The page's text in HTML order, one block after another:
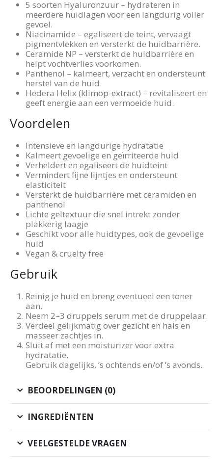
5 soorten Hyaluronzuur – hydrateren in
meerdere huidlagen voor een langdurig voller
gevoel.
Niacinamide – egaliseert de teint, vervaagt
pigmentvlekken en versterkt de huidbarrière.
Ceramide NP – versterkt de huidbarrière en
helpt vochtverlies voorkomen.
Panthenol – kalmeert, verzacht en ondersteunt
herstel van de huid.
Hedera Helix (klimop-extract) – revitaliseert en
geeft energie aan een vermoeide huid.
Voordelen
Intensieve en langdurige hydratatie
Kalmeert gevoelige en geïrriteerde huid
Verheldert en egaliseert de huidteint
Vermindert fijne lijntjes en ondersteunt
elasticiteit
Versterkt de huidbarrière met ceramiden en
panthenol
Lichte geltextuur die snel intrekt zonder
plakkerig laagje
Geschikt voor alle huidtypes, ook de gevoelige
huid
Vegan & cruelty free
Gebruik
Reinig je huid en breng eventueel een toner
aan.
Neem 2–3 druppels serum met de druppelaar.
Verdeel gelijkmatig over gezicht en hals en
masseer zachtjes in.
Sluit af met een moisturizer voor extra
hydratatie.
Gebruik dagelijks, ’s ochtends en/of ’s avonds.
BEOORDELINGEN (0)
INGREDIËNTEN
VEELGESTELDE VRAGEN